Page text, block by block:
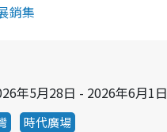
銷集
年5月28日 - 2026年6月1日
時代廣場